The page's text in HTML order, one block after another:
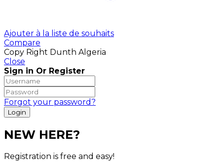
Ajouter à la liste de souhaits
Compare
Copy Right Dunth Algeria
Close
Sign in Or Register
Forgot your password?
NEW HERE?
Registration is free and easy!